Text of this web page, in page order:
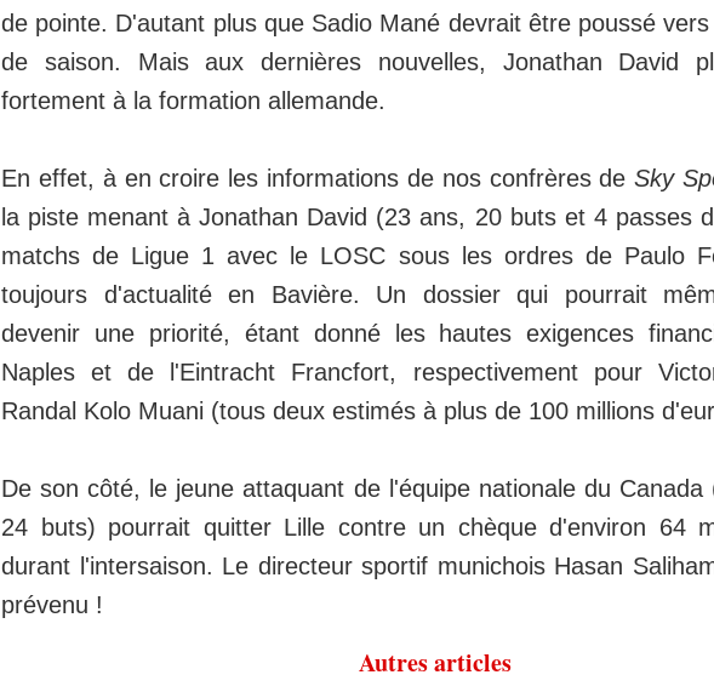
de pointe. D'autant plus que Sadio Mané devrait être poussé
de saison. Mais aux dernières nouvelles, Jonathan David
fortement à la formation allemande.
En effet, à en croire les informations de nos confrères deSky
la piste menant à Jonathan David (23 ans, 20 buts et 4 passes
matchs de Ligue 1 avec le LOSC sous les ordres de Paulo
toujours d'actualité en Bavière. Un dossier qui pourrait
devenir une priorité, étant donné les hautes exigences
Naples et de l'Eintracht Francfort, respectivement pour
Randal Kolo Muani (tous deux estimés à plus de 100 millions
De son côté, le jeune attaquant de l'équipe nationale du Canada
24 buts) pourrait quitter Lille contre un chèque d'environ 64
durant l'intersaison. Le directeur sportif munichois Hasan
prévenu !
Autres articles